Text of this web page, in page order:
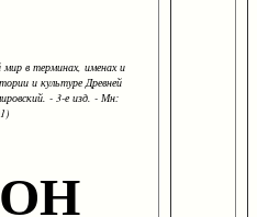
в терминах, именах и
и культуре Древней
- 3-е изд. - Мн: